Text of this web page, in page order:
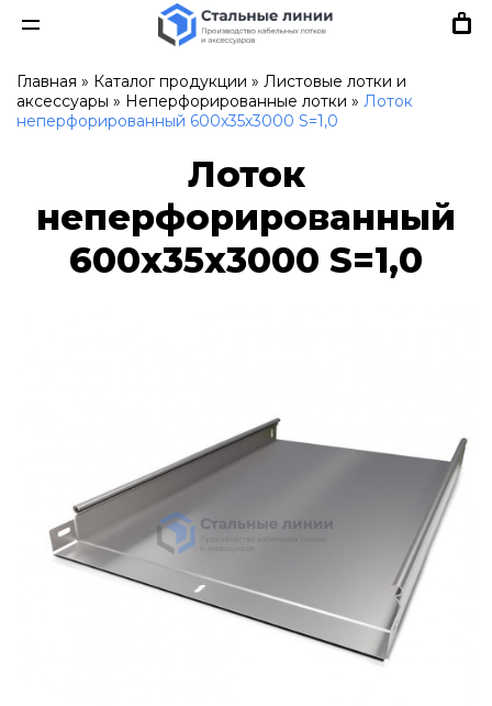
Главная » Каталог продукции » Листовые лотки и
аксессуары » Неперфорированные лотки » Лоток
неперфорированный 600х35х3000 S=1,0
Лоток
неперфорированный
600х35х3000 S=1,0